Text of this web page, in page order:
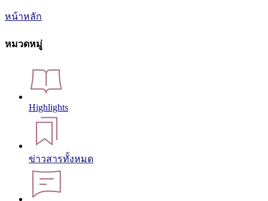
หน้าหลัก
หมวดหมู่
Highlights
ข่าวสารทั้งหมด